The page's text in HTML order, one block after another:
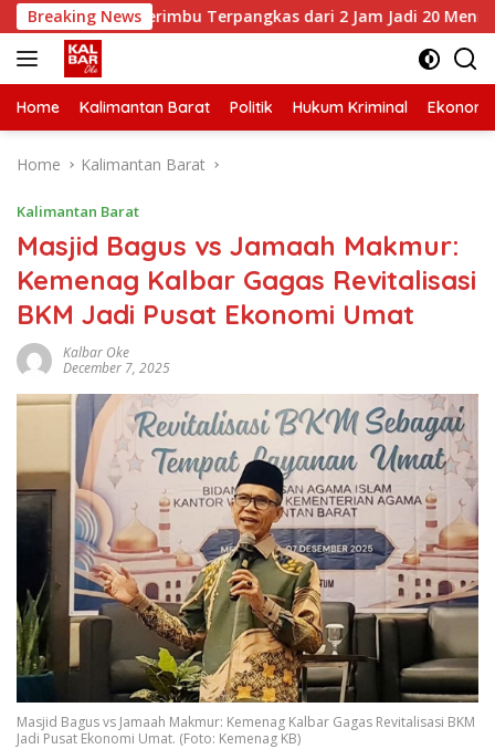
Skip
to
content
Breaking News
Serimbu Terpangkas dari 2 Jam Jadi 20 Menit
Home Kalimantan Barat Politik Hukum Kriminal Ekonomi
Home Kalimantan Barat
Kalimantan Barat
Masjid Bagus vs Jamaah Makmur:
Kemenag Kalbar Gagas Revitalisasi
BKM Jadi Pusat Ekonomi Umat
Kalbar Oke
December 7, 2025
Masjid Bagus vs Jamaah Makmur: Kemenag Kalbar Gagas Revitalisasi BKM
Jadi Pusat Ekonomi Umat. (Foto: Kemenag KB)